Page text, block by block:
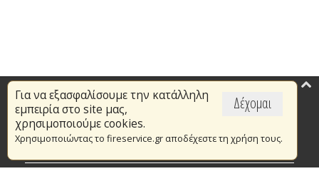
Δέχομαι
Για να εξασφαλίσουμε την κατάλληλη
εμπειρία στο site μας,
χρησιμοποιούμε cookies.
Χρησιμοποιώντας το fireservice.gr αποδέχεστε τη χρήση τους.
Επικαιρότητα
Το Πυροσβεστικό Σώμα